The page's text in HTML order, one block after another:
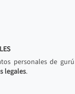
personales de gurú
legales.